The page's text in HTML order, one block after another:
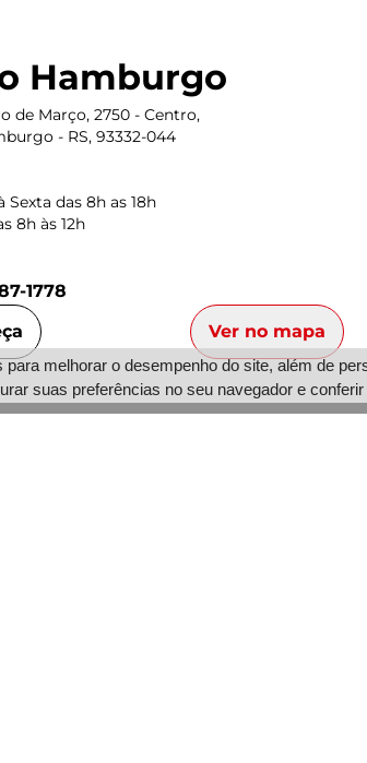
Hamburgo
de Março, 2750 - Centro,
- RS, 93332-044
Sexta das 8h as 18h
8h às 12h
1778
Ver no mapa
para melhorar o desempenho do site, além de
suas preferências no seu navegador e